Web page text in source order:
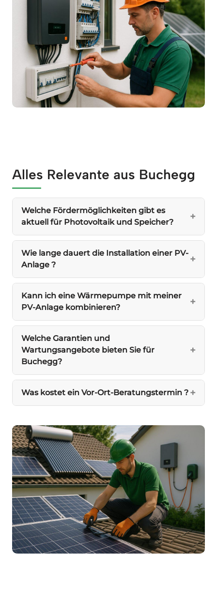
Alles Relevante aus Buchegg
Welche Fördermöglichkeiten gibt es
aktuell für Photovoltaik und Speicher?
Wie lange dauert die Installation einer PV-
Anlage ?
Kann ich eine Wärmepumpe mit meiner
PV-Anlage kombinieren?
Welche Garantien und
Wartungsangebote bieten Sie für
Buchegg?
Was kostet ein Vor-Ort-Beratungstermin ?